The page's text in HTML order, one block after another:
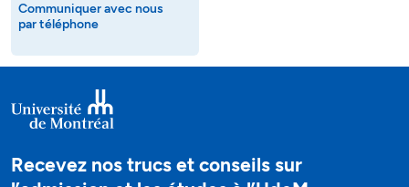
Communiquer avec nous
par téléphone
Recevez nos trucs et conseils sur